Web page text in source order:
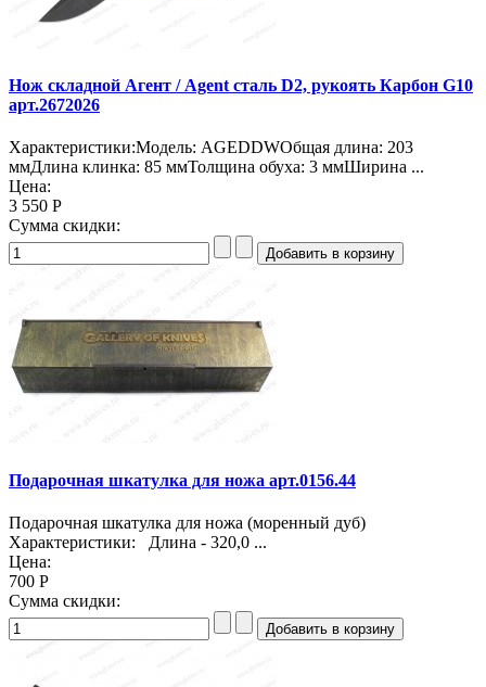
Нож складной Агент / Agent сталь D2, рукоять Карбон G10
арт.2672026
Характеристики:Модель: AGEDDWОбщая длина: 203
ммДлина клинка: 85 ммТолщина обуха: 3 ммШирина ...
Цена:
3 550 Р
Сумма скидки:
Подарочная шкатулка для ножа арт.0156.44
Подарочная шкатулка для ножа (моренный дуб)
Характеристики: Длина - 320,0 ...
Цена:
700 Р
Сумма скидки: